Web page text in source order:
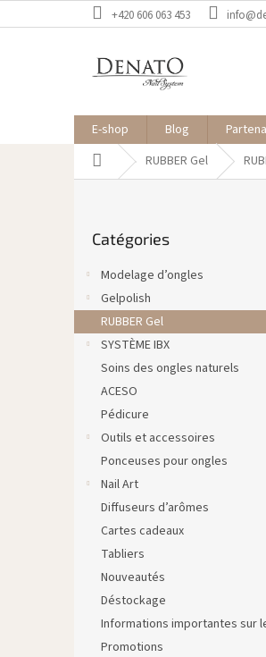
au
+420 606 063 453
E-shop Blog
AccueilRUBBER Gel
é
les
Catégories
Modelage d’ongles
Gelpolish
RUBBER Gel
SYSTÈME IBX
Soins des ongles naturels
ACESO
Pédicure
Outils et accessoires
Ponceuses pour ongles
Nail Art
Diffuseurs d’arômes
Cartes cadeaux
Tabliers
Nouveautés
Déstockage
Informations importantes sur
Promotions